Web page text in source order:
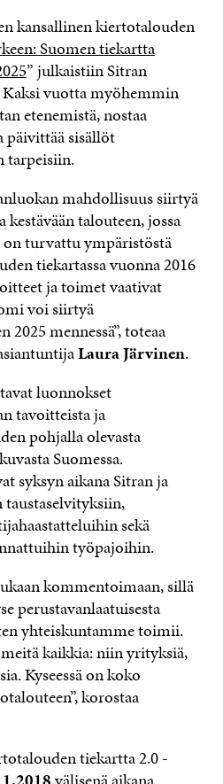
kansallinen kiertotalouden
Suomen tiekartta
” julkaistiin Sitran
vuotta myöhemmin
etenemistä, nostaa
päivittää sisällöt
tarpeisiin.
mahdollisuus siirtyä
talouteen, jossa
turvattu ympäristöstä
tiekartassa vuonna 2016
ja toimet vaativat
voi siirtyä
mennessä”, toteaa
Laura Järvinen.
luonnokset
tavoitteista ja
pohjalla olevasta
Suomessa.
syksyn aikana Sitran ja
sekä
työpajoihin.
kommentoimaan, sillä
perustavanlaatuisesta
yhteiskuntamme toimii.
kaikkia: niin yrityksiä,
Kyseessä on koko
korostaa
tiekartta 2.0 -